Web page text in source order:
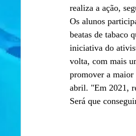
realiza a ação,
Os alunos
beatas de tabaco
iniciativa do
volta, com mais
promover a maior
abril. "Em 2021,
Será que